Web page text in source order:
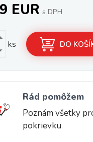
EUR s DPH
ks DO
Rád pomôžem
Poznám všetky
pokrievku